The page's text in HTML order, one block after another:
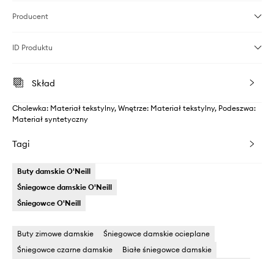
Producent
ID Produktu
Skład
Cholewka: Materiał tekstylny, Wnętrze: Materiał tekstylny, Podeszwa:
Materiał syntetyczny
Tagi
Buty damskie O'Neill
Śniegowce damskie O'Neill
Śniegowce O'Neill
Buty zimowe damskie
Śniegowce damskie ocieplane
Śniegowce czarne damskie
Białe śniegowce damskie